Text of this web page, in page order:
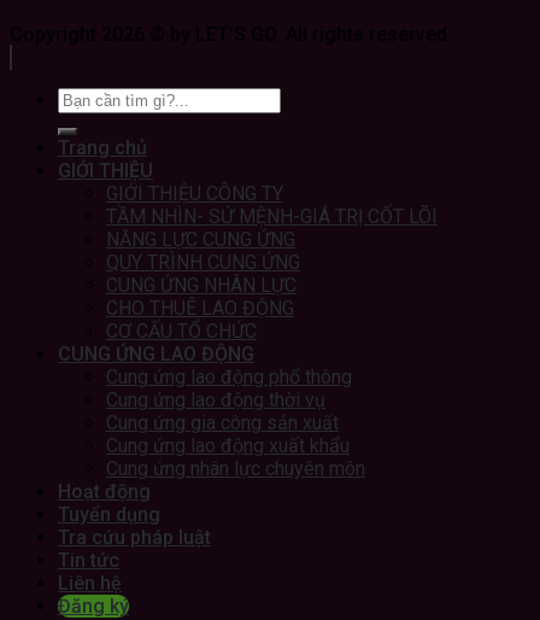
Trang chủ
GIỚI THIỆU
GIỚI THIỆU CÔNG TY
TẦM NHÌN- SỨ MỆNH-GIÁ TRỊ CỐT LÕI
NĂNG LỰC CUNG ỨNG
QUY TRÌNH CUNG ỨNG
CUNG ỨNG NHÂN LỰC
CHO THUÊ LAO ĐỘNG
CƠ CẤU TỔ CHỨC
CUNG ỨNG LAO ĐỘNG
Cung ứng lao động phổ thông
Cung ứng lao động thời vụ
Cung ứng gia công sản xuất
Cung ứng lao động xuất khẩu
Cung ứng nhân lực chuyên môn
Hoạt động
Tuyển dụng
Tra cứu pháp luật
Tin tức
Liên hệ
Đăng ký